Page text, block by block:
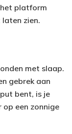
het platform
zien.
met slaap.
gebrek aan
bent, is je
een zonnige